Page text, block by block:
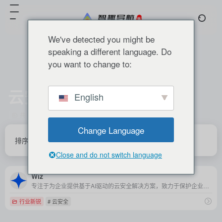
排序 发布 更新 浏览 点赞
Wiz
行业新锐 # 云安全
We've detected you might be
speaking a different language. Do
you want to change to:
English
Change Language
Close and do not switch language